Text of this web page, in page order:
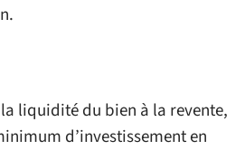
liquidité du bien à la revente,
d’investissement en